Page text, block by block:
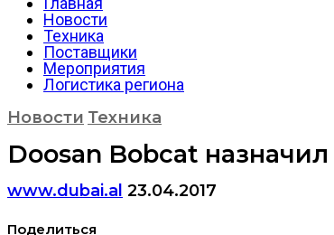
Новости
Техника
Поставщики
Мероприятия
Логистика региона
Новости Техника
Doosan Bobcat
www.dubai.al 23.04.2017
Поделиться